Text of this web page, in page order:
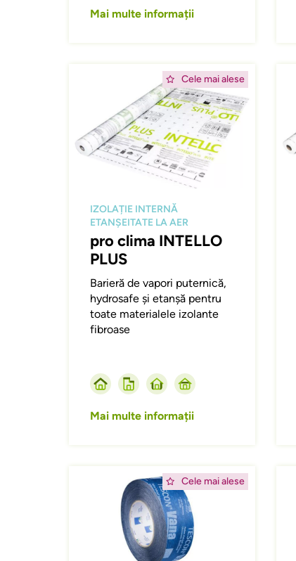
Mai multe informații
Cele mai alese
IZOLAȚIE INTERNĂ
ETANȘEITATE LA AER
pro clima INTELLO
PLUS
Barieră de vapori puternică,
hydrosafe și etanșă pentru
toate materialele izolante
fibroase
Mai multe informații
Cele mai alese